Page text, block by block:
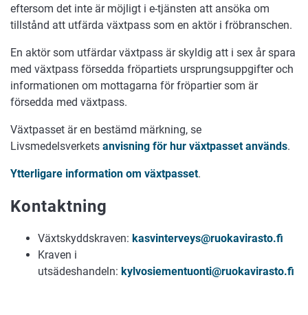
eftersom det inte är möjligt i e-tjänsten att ansöka om
tillstånd att utfärda växtpass som en aktör i fröbranschen.
En aktör som utfärdar växtpass är skyldig att i sex år spara
med växtpass försedda fröpartiets ursprungsuppgifter och
informationen om mottagarna för fröpartier som är
försedda med växtpass.
Växtpasset är en bestämd märkning, se
Livsmedelsverkets anvisning för hur växtpasset används.
Ytterligare information om växtpasset.
Kontaktning
Växtskyddskraven: kasvinterveys@ruokavirasto.fi
Kraven i
utsädeshandeln: kylvosiementuonti@ruokavirasto.fi